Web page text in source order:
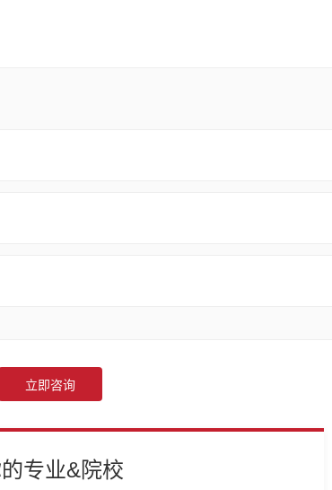
立即咨询
专业&院校